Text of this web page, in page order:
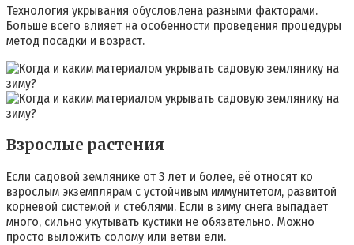
Технология укрывания обусловлена разными факторами.
Больше всего влияет на особенности проведения процедуры
метод посадки и возраст.
Взрослые растения
Если садовой землянике от 3 лет и более, её относят ко
взрослым экземплярам с устойчивым иммунитетом, развитой
корневой системой и стеблями. Если в зиму снега выпадает
много, сильно укутывать кустики не обязательно. Можно
просто выложить солому или ветви ели.